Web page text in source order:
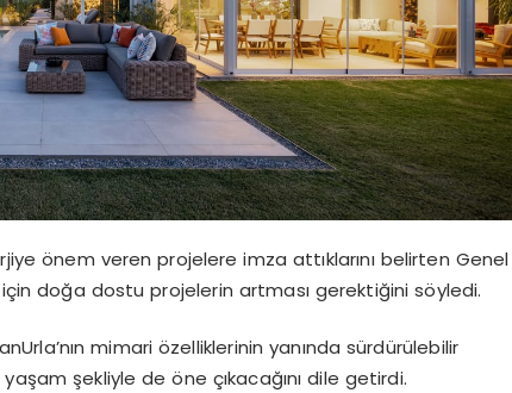
önem veren projelere imza attıklarını belirten Genel
doğa dostu projelerin artması gerektiğini söyledi.
mimari özelliklerinin yanında sürdürülebilir
şekliyle de öne çıkacağını dile getirdi.